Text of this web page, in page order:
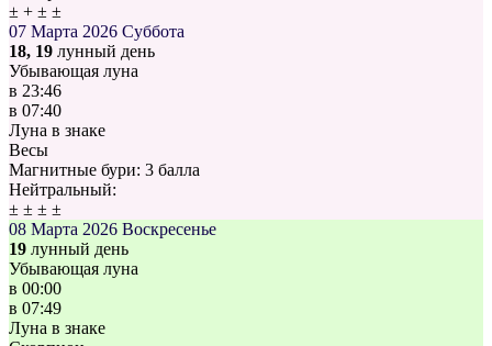
± + ± ±
07 Марта 2026 Суббота
18, 19 лунный день
Убывающая луна
в 23:46
в 07:40
Луна в знаке
Весы
Магнитные бури: 3 балла
Нейтральный:
± ± ± ±
08 Марта 2026 Воскресенье
19 лунный день
Убывающая луна
в 00:00
в 07:49
Луна в знаке